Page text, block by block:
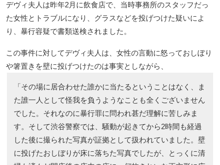
デヴィ夫人は昨年2月に飲食店で、当時事務所のスタッフだっ
た女性とトラブルになり、グラスなどを投げつけた疑いによ
り、暴行容疑で書類送検されました。
この事件に対してデヴィ夫人は、女性の言動に怒っておしぼり
や箸置きを壁に投げつけたのは事実としながら、
「その場に居合わせた誰かに当たるということはなく、ま
た誰一人として怪我を負うようなことも全くございません
でした。それなのに暴行罪に問われ甚だ理解に苦しみま
す。そして渋谷警察では、騒動が起きてから2時間も経過
した後に撮られた写真が証拠として扱われていました。壁
に投げたおしぼりが床に落ちた写真でしたが、とっくに清